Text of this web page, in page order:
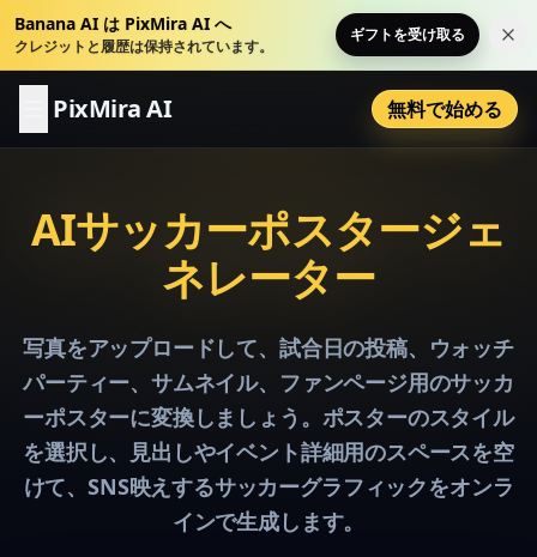
Banana AI は PixMira AI へ
クレジットと履歴は保持されています。
ギフトを受け取る こ
PixMira AI 無料で始める
AIサッカーポスタージェ
ネレーター
写真をアップロードして、試合日の投稿、ウォッチ
パーティー、サムネイル、ファンページ用のサッカ
ーポスターに変換しましょう。ポスターのスタイル
を選択し、見出しやイベント詳細用のスペースを空
けて、SNS映えするサッカーグラフィックをオンラ
インで生成します。